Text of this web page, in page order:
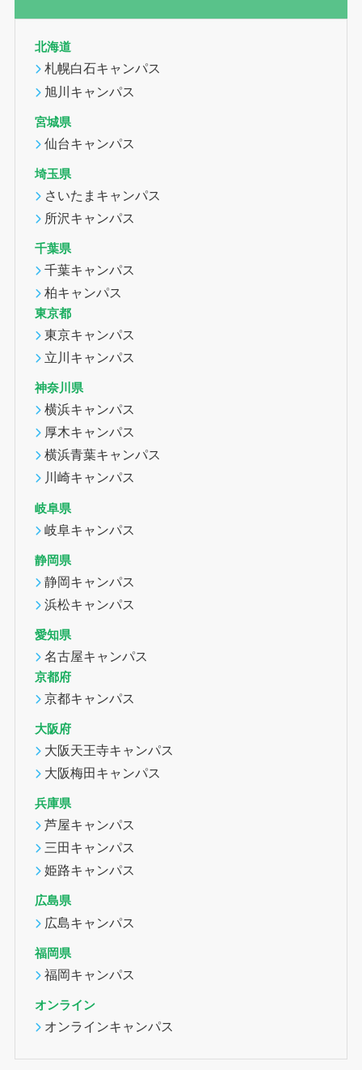
北海道
札幌白石キャンパス
旭川キャンパス
宮城県
仙台キャンパス
埼玉県
さいたまキャンパス
所沢キャンパス
千葉県
千葉キャンパス
柏キャンパス
東京都
東京キャンパス
立川キャンパス
神奈川県
横浜キャンパス
厚木キャンパス
横浜青葉キャンパス
川崎キャンパス
岐阜県
岐阜キャンパス
静岡県
静岡キャンパス
浜松キャンパス
愛知県
名古屋キャンパス
京都府
京都キャンパス
大阪府
大阪天王寺キャンパス
大阪梅田キャンパス
兵庫県
芦屋キャンパス
三田キャンパス
姫路キャンパス
広島県
広島キャンパス
福岡県
福岡キャンパス
オンライン
オンラインキャンパス